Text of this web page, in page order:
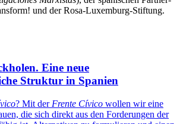
und der Rosa-Luxemburg-Stiftung.
Eine neue
Struktur in Spanien
? Mit der Frente Cívico wollen wir eine
die sich direkt aus den Forderungen der